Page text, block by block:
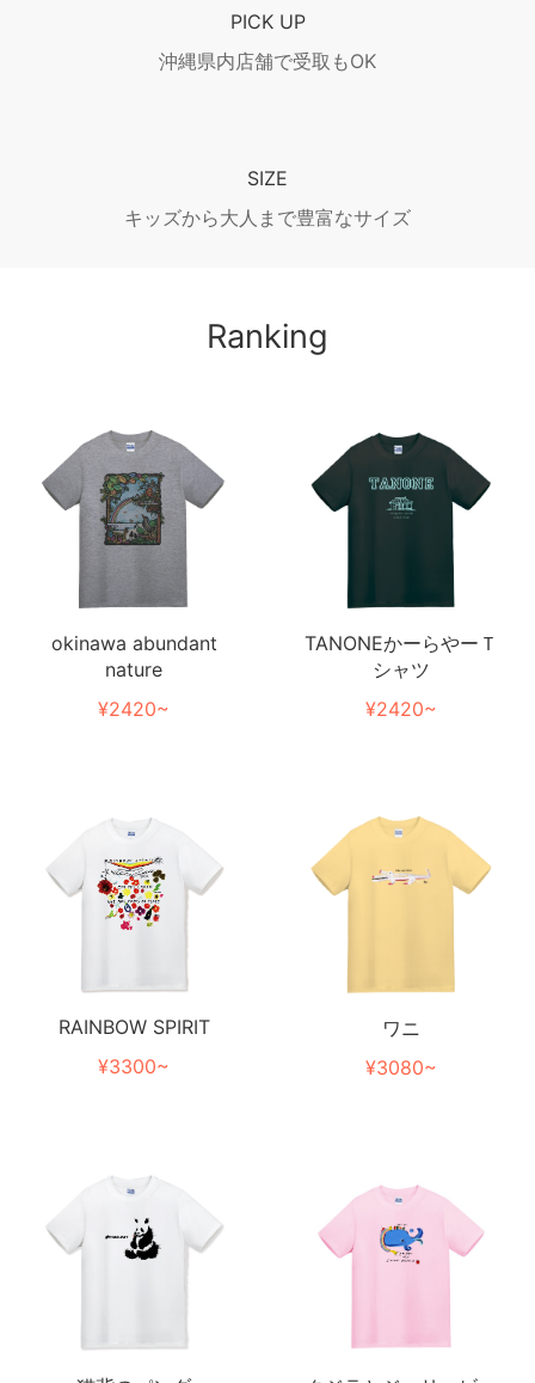
PICK UP
沖縄県内店舗で受取もOK
SIZE
キッズから大人まで豊富なサイズ
Ranking
okinawa abundant
nature
¥2420~
TANONEかーらやーＴ
シャツ
¥2420~
RAINBOW SPIRIT
¥3300~
ワニ
¥3080~